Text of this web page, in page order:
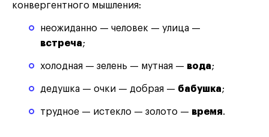
конвергентного мышления:
неожиданно — человек — улица —
встреча;
холодная — зелень — мутная — вода;
дедушка — очки — добрая — бабушка;
трудное — истекло — золото — время.